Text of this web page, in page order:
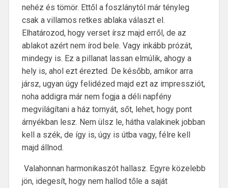
nehéz és tömör. Ettől a foszlánytól már tényleg
csak a villamos retkes ablaka választ el.
Elhatározod, hogy verset írsz majd erről, de az
ablakot azért nem írod bele. Vagy inkább prózát,
mindegy is. Ez a pillanat lassan elmúlik, ahogy a
hely is, ahol ezt érezted. De később, amikor arra
jársz, ugyan úgy felidézed majd ezt az impressziót,
noha addigra már nem fogja a déli napfény
megvilágítani a ház tornyát, sőt, lehet, hogy pont
árnyékban lesz. Nem ülsz le, hátha valakinek jobban
kell a szék, de így is, úgy is útba vagy, félre kell
majd állnod.
Valahonnan harmonikaszót hallasz. Egyre közelebb
jön, idegesít, hogy nem hallod tőle a saját